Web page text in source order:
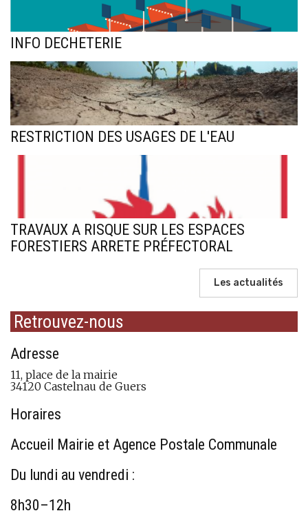
INFO DECHETERIE
RESTRICTION DES USAGES DE L'EAU
TRAVAUX A RISQUE SUR LES ESPACES
FORESTIERS ARRETE PRÉFECTORAL
Les actualités
Retrouvez-nous
Adresse
11, place de la mairie
34120 Castelnau de Guers
Horaires
Accueil Mairie et Agence Postale Communale
Du lundi au vendredi :
8h30–12h